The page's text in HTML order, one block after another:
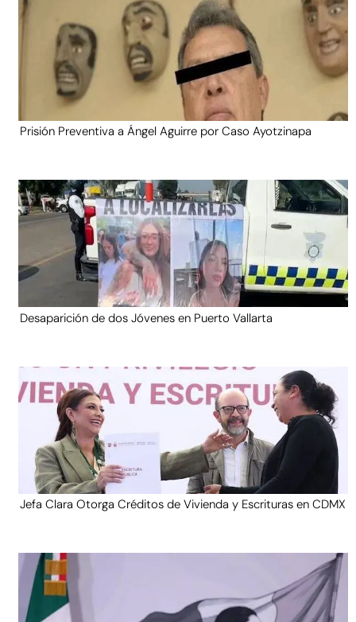
Prisión Preventiva a Ángel Aguirre por Caso Ayotzinapa
Desaparición de dos Jóvenes en Puerto Vallarta
Jefa Clara Otorga Créditos de Vivienda y Escrituras en CDMX